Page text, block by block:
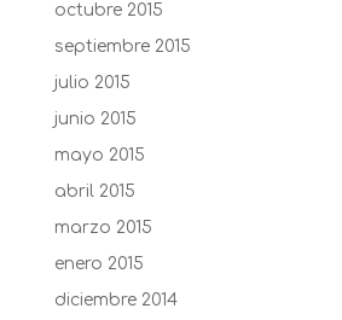
octubre 2015
septiembre 2015
julio 2015
junio 2015
mayo 2015
abril 2015
marzo 2015
enero 2015
diciembre 2014